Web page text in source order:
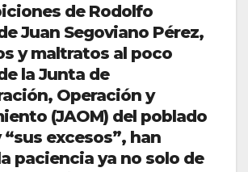
de Rodolfo
Juan Segoviano Pérez,
y maltratos al poco
la Junta de
Operación y
(JAOM) del poblado
excesos”, han
paciencia ya no solo de